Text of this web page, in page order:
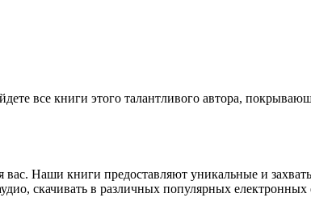
все книги этого талантливого автора,
Наши книги предоставляют уникальные и
скачивать в различных популярных